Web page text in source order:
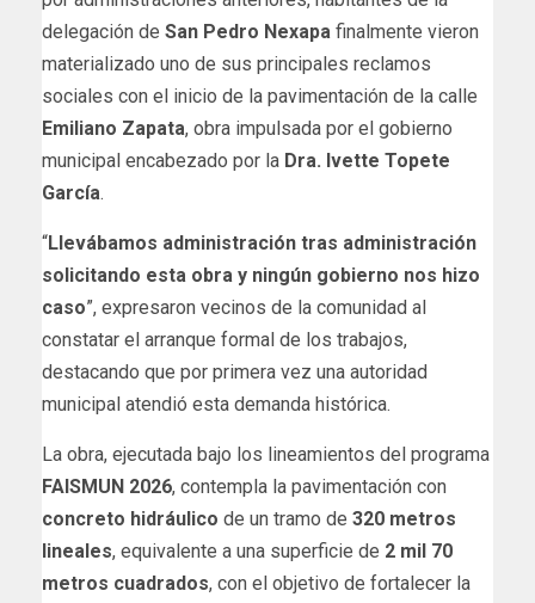
delegación de San Pedro Nexapa finalmente vieron
materializado uno de sus principales reclamos
sociales con el inicio de la pavimentación de la calle
Emiliano Zapata, obra impulsada por el gobierno
municipal encabezado por la Dra. Ivette Topete
García.
“Llevábamos administración tras administración
solicitando esta obra y ningún gobierno nos hizo
caso”, expresaron vecinos de la comunidad al
constatar el arranque formal de los trabajos,
destacando que por primera vez una autoridad
municipal atendió esta demanda histórica.
La obra, ejecutada bajo los lineamientos del programa
FAISMUN 2026, contempla la pavimentación con
concreto hidráulico de un tramo de 320 metros
lineales, equivalente a una superficie de 2 mil 70
metros cuadrados, con el objetivo de fortalecer la